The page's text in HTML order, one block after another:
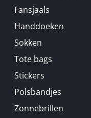
Fansjaals
Handdoeken
Sokken
Tote bags
Stickers
Polsbandjes
Zonnebrillen